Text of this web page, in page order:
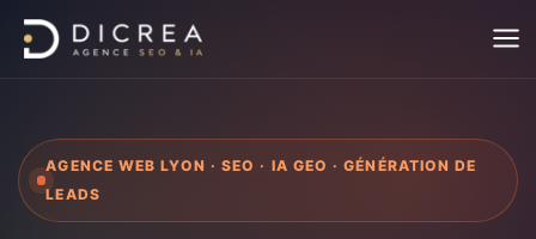
Aller
AGENCE WEB LYON · SEO · IA GEO · GÉNÉRATION DE
LEADS